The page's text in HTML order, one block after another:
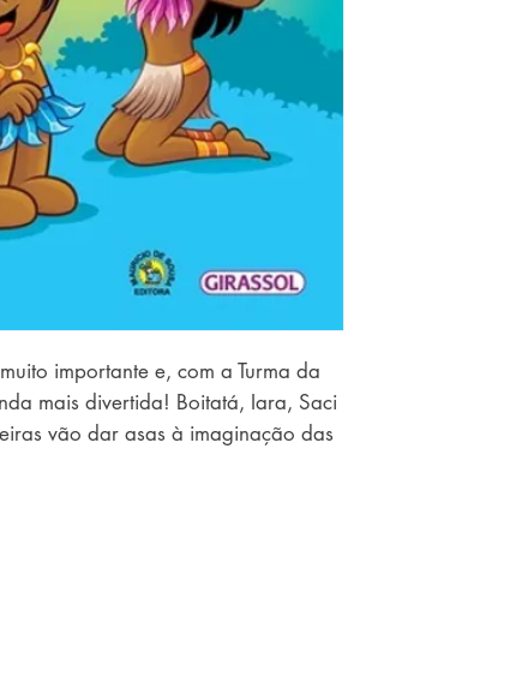
importante e, com a Turma da
mais divertida! Boitatá, Iara, Saci
vão dar asas à imaginação das